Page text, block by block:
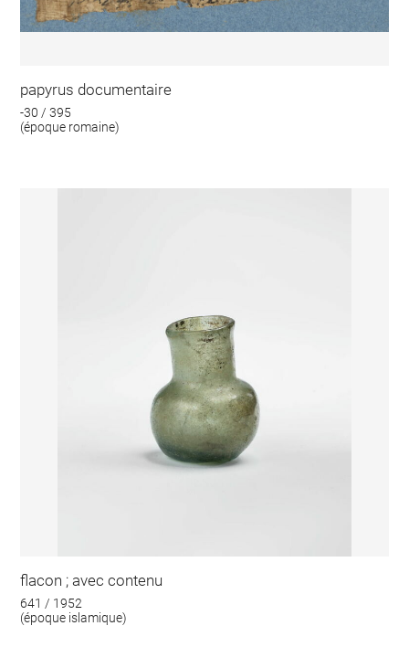
papyrus documentaire
-30 / 395
(époque romaine)
flacon ; avec contenu
641 / 1952
(époque islamique)